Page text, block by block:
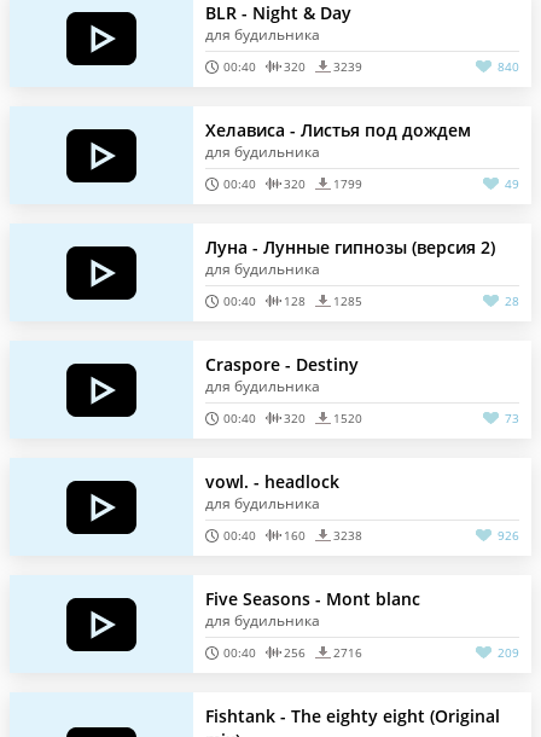
BLR - Night & Day
для будильника
00:40 320 3239 840
Хелависа - Листья под дождем
для будильника
00:40 320 1799 49
Луна - Лунные гипнозы (версия 2)
для будильника
00:40 128 1285 28
Craspore - Destiny
для будильника
00:40 320 1520 73
vowl. - headlock
для будильника
00:40 160 3238 926
Five Seasons - Mont blanc
для будильника
00:40 256 2716 209
Fishtank - The eighty eight (Original